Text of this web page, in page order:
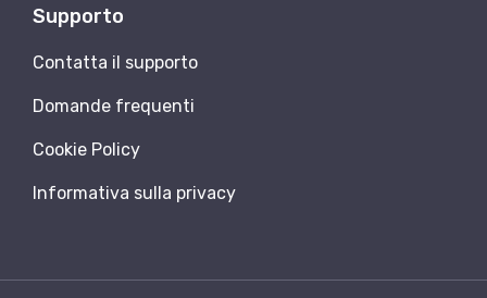
Supporto
Contatta il supporto
Domande frequenti
Cookie Policy
Informativa sulla privacy